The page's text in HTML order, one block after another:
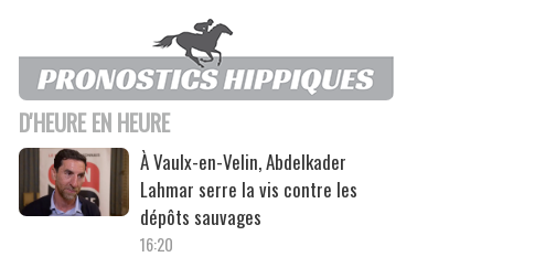
D'HEURE EN HEURE
À Vaulx-en-Velin, Abdelkader
Lahmar serre la vis contre les
dépôts sauvages
16:20